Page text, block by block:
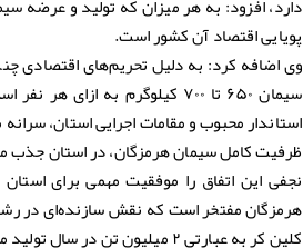
پویایی اقتصاد آن کشور است.
وی اضافه کرد: به دلیل تحریم‌های
سیمان ۶۵۰ تا ۷۰۰ کیلوگرم
استاندار محبوب و مقامات اجرایی استان،
ظرفیت کامل سیمان هرمزگان، در استان جذب
نجفی این اتفاق را موفقیت مهمی برای